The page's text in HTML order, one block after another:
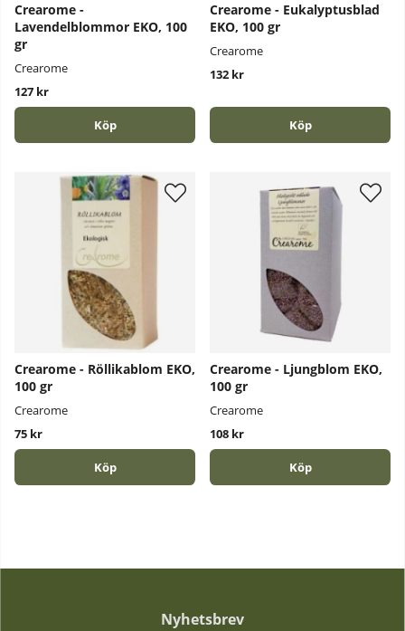
Crearome -
Lavendelblommor EKO, 100
gr
Crearome
127 kr
Köp
Crearome - Eukalyptusblad
EKO, 100 gr
Crearome
132 kr
Köp
Crearome - Röllikablom EKO,
100 gr
Crearome
75 kr
Köp
Crearome - Ljungblom EKO,
100 gr
Crearome
108 kr
Köp
Nyhetsbrev